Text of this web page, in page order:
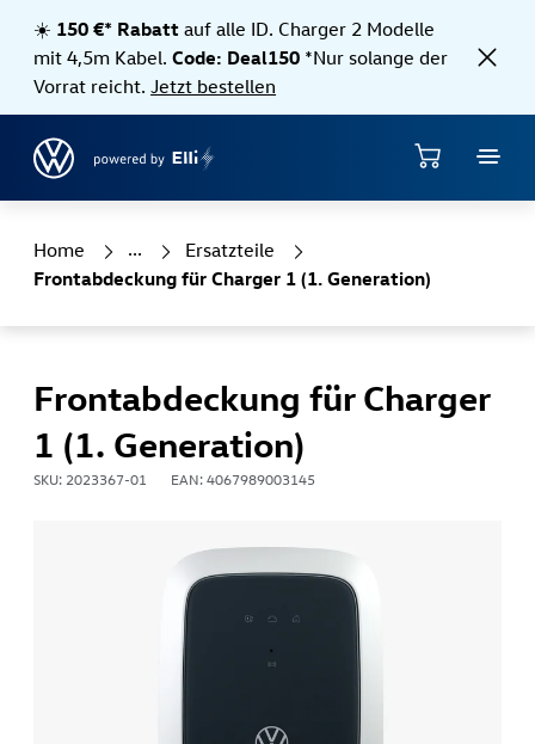
☀️ 150 €* Rabatt auf alle ID. Charger 2 Modelle
mit 4,5m Kabel.Code: Deal150 *Nur solange der
Vorrat reicht. Jetzt bestellen
Home Shop Ersatzteile
Frontabdeckung für Charger 1 (1. Generation)
Frontabdeckung für Charger
1 (1. Generation)
SKU: 2023367-01 EAN: 4067989003145